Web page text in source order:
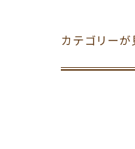
カテゴリー